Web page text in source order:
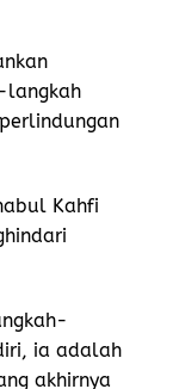
langkah
Kahfi
ia adalah
akhirnya